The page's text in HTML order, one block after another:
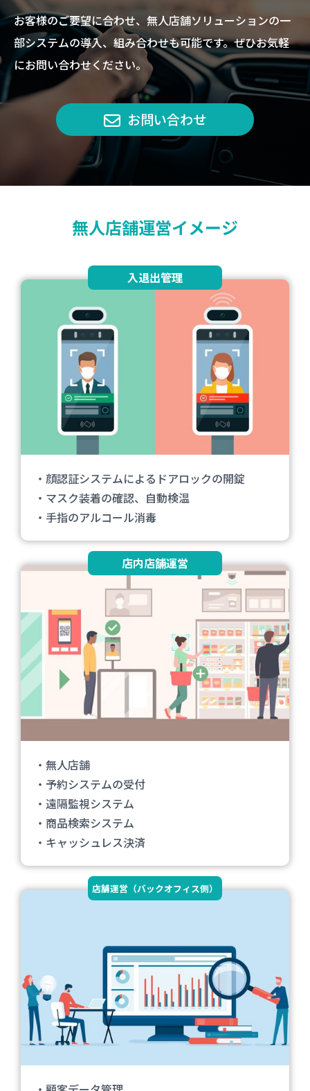
お客様のご要望に合わせ、無人店舗ソリューションの一
部システムの導入、組み合わせも可能です。ぜひお気軽
にお問い合わせください。
 お問い合わせ
無人店舗運営イメージ
入退出管理
・顔認証システムによるドアロックの開錠
・マスク装着の確認、自動検温
・手指のアルコール消毒
店内店舗運営
・無人店舗
・予約システムの受付
・遠隔監視システム
・商品検索システム
・キャッシュレス決済
店舗運営（バックオフィス側）